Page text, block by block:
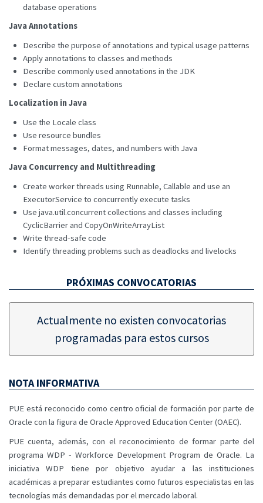
database operations
Java Annotations
Describe the purpose of annotations and typical usage patterns
Apply annotations to classes and methods
Describe commonly used annotations in the JDK
Declare custom annotations
Localization in Java
Use the Locale class
Use resource bundles
Format messages, dates, and numbers with Java
Java Concurrency and Multithreading
Create worker threads using Runnable, Callable and use an
ExecutorService to concurrently execute tasks
Use java.util.concurrent collections and classes including
CyclicBarrier and CopyOnWriteArrayList
Write thread-safe code
Identify threading problems such as deadlocks and livelocks
PRÓXIMAS CONVOCATORIAS
Actualmente no existen convocatorias
programadas para estos cursos
NOTA INFORMATIVA
PUE está reconocido como centro oficial de formación por parte de
Oracle con la figura de Oracle Approved Education Center (OAEC).
PUE cuenta, además, con el reconocimiento de formar parte del
programa WDP - Workforce Development Program de Oracle. La
iniciativa WDP tiene por objetivo ayudar a las instituciones
académicas a preparar estudiantes como futuros especialistas en las
tecnologías más demandadas por el mercado laboral.